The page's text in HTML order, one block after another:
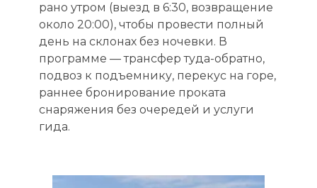
рано утром (выезд в 6:30, возвращение
около 20:00), чтобы провести полный
день на склонах без ночевки. В
программе — трансфер туда-обратно,
подвоз к подъемнику, перекус на горе,
раннее бронирование проката
снаряжения без очередей и услуги
гида.